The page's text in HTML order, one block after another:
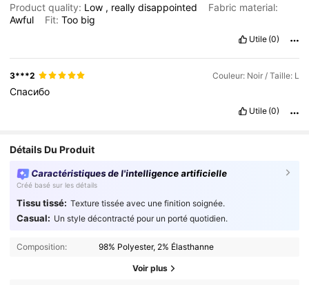
Product quality: Low , reallydisappointed
Fabric material:
Awful
Fit:Too big
Utile (0)
3***2 Couleur: Noir / Taille: L
Спасибо
Utile (0)
Détails Du Produit
Caractéristiques de l'intelligence artificielle
Créé basé sur les détails
Tissu tissé: Texture tissée avec une finition soignée.
Casual: Un style décontracté pour un porté quotidien.
Composition: 98% Polyester, 2% Élasthanne
Voir plus